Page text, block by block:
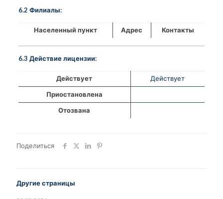
6.2 Филиалы:
Населенный пункт Адрес Контакты
6.3 Действие лицензии:
Действует
Действует
Приостановлена
Отозвана
Поделиться
Другие страницы